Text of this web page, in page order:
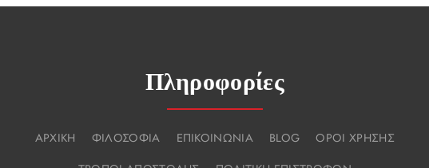
Πληροφορίες
ΑΡΧΙΚΗ ΦΙΛΟΣΟΦΙΑ ΕΠΙΚΟΙΝΩΝΙΑ BLOG ΟΡΟΙ ΧΡΗΣΗΣ